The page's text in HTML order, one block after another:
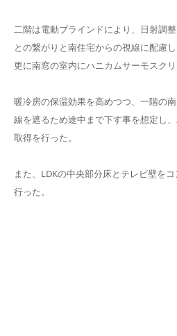
二階は電動ブラインドにより、日射調
との繋がりと南住宅からの視線に配慮
更に南窓の室内にハニカムサーモスクリ
暖冷房の保温効果を高めつつ、一階の
線を遮るため途中まで下す事を想定し
取得を行った。
また、LDKの中央部分床とテレビ壁を
行った。